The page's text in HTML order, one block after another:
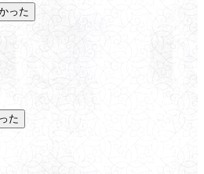
った
た